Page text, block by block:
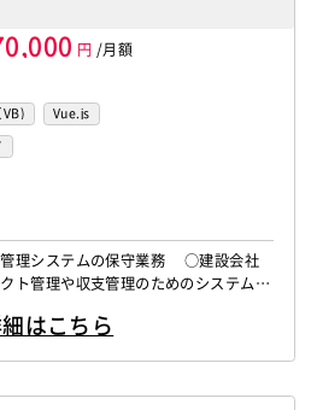
円 /月額
Vue.js
（サーバーサイド）
理システムの保守業務 ○建設会社
ト管理や収支管理のためのシステム群
テム利用ユーザーからの問い合わ
はこちら